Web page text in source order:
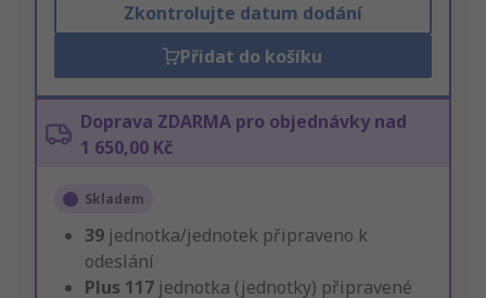
Zkontrolujte datum dodání
Přidat do košíku
Doprava ZDARMA pro objednávky nad
1 650,00 Kč
Skladem
39 jednotka/jednotek připraveno k
odeslání
Plus 117 jednotka (jednotky) připravené